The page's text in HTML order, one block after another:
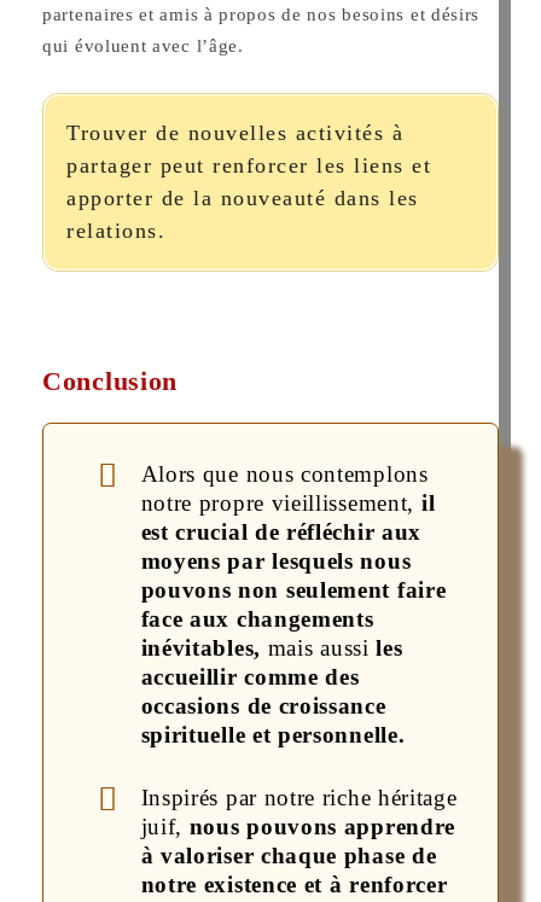
partenaires et amis à propos de nos besoins et désirs
qui évoluent avec l’âge.
Trouver de nouvelles activités à
partager peut renforcer les liens et
apporter de la nouveauté dans les
relations.
Conclusion
Alors que nous contemplons
notre propre vieillissement, il
est crucial de réfléchir aux
moyens par lesquels nous
pouvons non seulement faire
face aux changements
inévitables, mais aussiles
accueillir comme des
occasions de croissance
spirituelle et personnelle.
Inspirés par notre riche héritage
juif, nous pouvons apprendre
à valoriser chaque phase de
notre existence et à renforcer